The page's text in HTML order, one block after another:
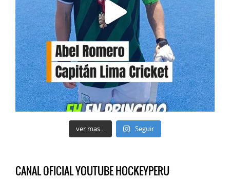
ver mas... Seguir
CANAL OFICIAL YOUTUBE HOCKEYPERU